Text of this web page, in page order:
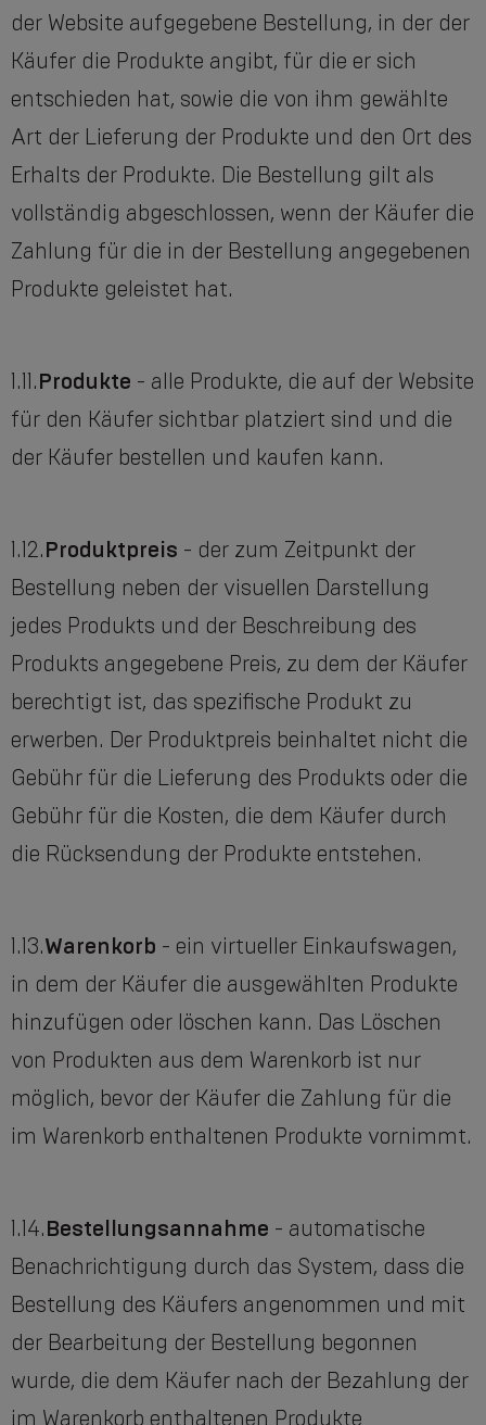
der Website aufgegebene Bestellung, in der der
Käufer die Produkte angibt, für die er sich
entschieden hat, sowie die von ihm gewählte
Art der Lieferung der Produkte und den Ort des
Erhalts der Produkte. Die Bestellung gilt als
vollständig abgeschlossen, wenn der Käufer die
Zahlung für die in der Bestellung angegebenen
Produkte geleistet hat.
1.11.Produkte - alle Produkte, die auf der Website
für den Käufer sichtbar platziert sind und die
der Käufer bestellen und kaufen kann.
1.12.Produktpreis - der zum Zeitpunkt der
Bestellung neben der visuellen Darstellung
jedes Produkts und der Beschreibung des
Produkts angegebene Preis, zu dem der Käufer
berechtigt ist, das spezifische Produkt zu
erwerben. Der Produktpreis beinhaltet nicht die
Gebühr für die Lieferung des Produkts oder die
Gebühr für die Kosten, die dem Käufer durch
die Rücksendung der Produkte entstehen.
1.13.Warenkorb - ein virtueller Einkaufswagen,
in dem der Käufer die ausgewählten Produkte
hinzufügen oder löschen kann. Das Löschen
von Produkten aus dem Warenkorb ist nur
möglich, bevor der Käufer die Zahlung für die
im Warenkorb enthaltenen Produkte vornimmt.
1.14.Bestellungsannahme - automatische
Benachrichtigung durch das System, dass die
Bestellung des Käufers angenommen und mit
der Bearbeitung der Bestellung begonnen
wurde, die dem Käufer nach der Bezahlung der
im Warenkorb enthaltenen Produkte